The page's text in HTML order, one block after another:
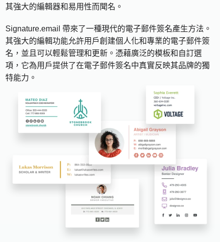
其強大的編輯器和易用性而聞名。
Signature.email 帶來了一種現代的電子郵件簽名產生方法。
其強大的編輯功能允許用戶創建個人化和專業的電子郵件簽
名，並且可以輕鬆管理和更新。憑藉廣泛的模板和自訂選
項，它為用戶提供了在電子郵件簽名中真實反映其品牌的獨
特能力。